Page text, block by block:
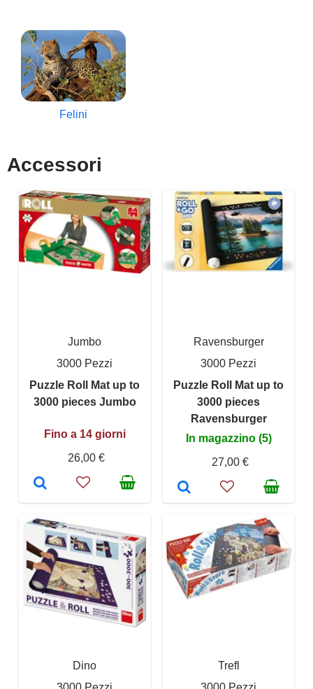
Felini
Accessori
Jumbo
3000 Pezzi
Puzzle Roll Mat up to
3000 pieces Jumbo
Fino a 14 giorni
26,00 €
Ravensburger
3000 Pezzi
Puzzle Roll Mat up to
3000 pieces
Ravensburger
In magazzino (5)
27,00 €
Dino
Trefl